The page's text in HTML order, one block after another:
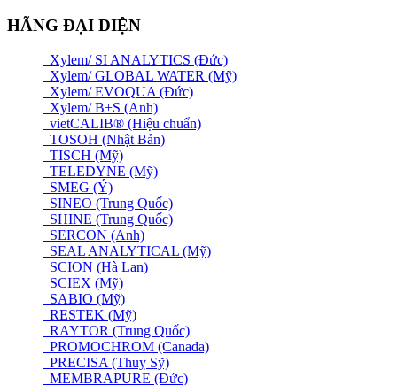
HÃNG ĐẠI DIỆN
Xylem/ SI ANALYTICS (Đức)
Xylem/ GLOBAL WATER (Mỹ)
Xylem/ EVOQUA (Đức)
Xylem/ B+S (Anh)
vietCALIB® (Hiệu chuẩn)
TOSOH (Nhật Bản)
TISCH (Mỹ)
TELEDYNE (Mỹ)
SMEG (Ý)
SINEO (Trung Quốc)
SHINE (Trung Quốc)
SERCON (Anh)
SEAL ANALYTICAL (Mỹ)
SCION (Hà Lan)
SCIEX (Mỹ)
SABIO (Mỹ)
RESTEK (Mỹ)
RAYTOR (Trung Quốc)
PROMOCHROM (Canada)
PRECISA (Thuỵ Sỹ)
MEMBRAPURE (Đức)